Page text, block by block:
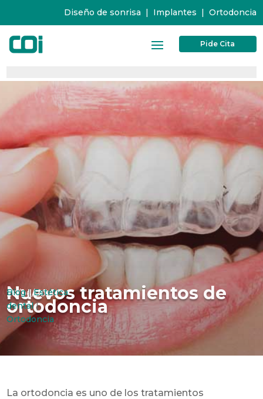
Diseño de sonrisa | Implantes | Ortodoncia
Pide Cita
Nuevos tratamientos de
ortodoncia
20/06/2015
Blog|Estética
dental|
Ortodoncia
La ortodoncia es uno de los tratamientos